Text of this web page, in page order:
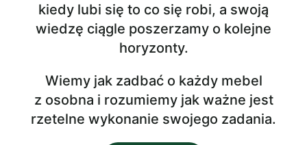
kiedy lubi się to co się robi, a swoją
wiedzę ciągle poszerzamy o kolejne
horyzonty.
Wiemy jak zadbać o każdy mebel
z osobna i rozumiemy jak ważne jest
rzetelne wykonanie swojego zadania.